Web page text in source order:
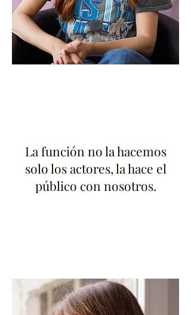
La función no la hacemos
solo los actores, la hace el
público con nosotros.